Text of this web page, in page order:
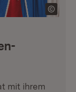
mit ihrem